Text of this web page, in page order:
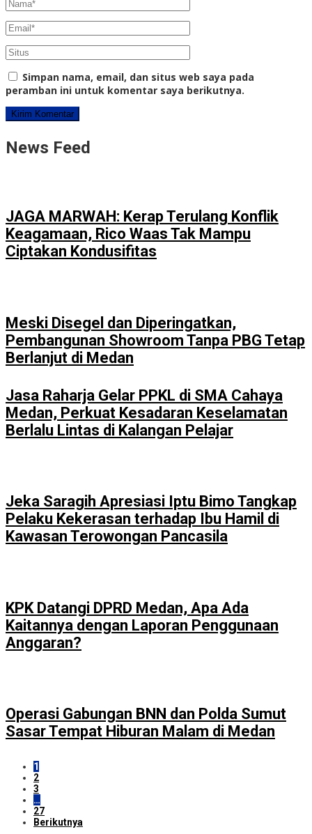
Simpan nama, email, dan situs web saya pada
peramban ini untuk komentar saya berikutnya.
News Feed
JAGA MARWAH: Kerap Terulang Konflik
Keagamaan, Rico Waas Tak Mampu
Ciptakan Kondusifitas
Meski Disegel dan Diperingatkan,
Pembangunan Showroom Tanpa PBG Tetap
Berlanjut di Medan
Jasa Raharja Gelar PPKL di SMA Cahaya
Medan, Perkuat Kesadaran Keselamatan
Berlalu Lintas di Kalangan Pelajar
Jeka Saragih Apresiasi Iptu Bimo Tangkap
Pelaku Kekerasan terhadap Ibu Hamil di
Kawasan Terowongan Pancasila
KPK Datangi DPRD Medan, Apa Ada
Kaitannya dengan Laporan Penggunaan
Anggaran?
Operasi Gabungan BNN dan Polda Sumut
Sasar Tempat Hiburan Malam di Medan
1
2
3
…
27
Berikutnya